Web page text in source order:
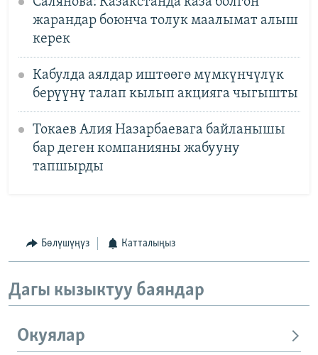
жарандар боюнча толук маалымат алыш
керек
Кабулда аялдар иштөөгө мүмкүнчүлүк
берүүнү талап кылып акцияга чыгышты
Токаев Алия Назарбаевага байланышы
бар деген компанияны жабууну
тапшырды
Бөлүшүңүз Катталыңыз
Дагы кызыктуу баяндар
Окуялар